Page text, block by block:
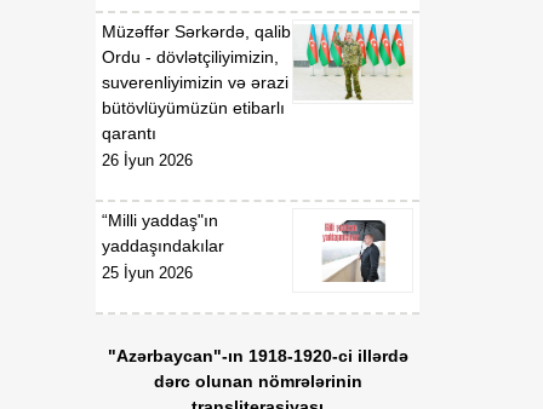
edən şəxslər saxlanılıblar
Heyvan kəsimi
məntəqələrində
monitorinqlər aparılıb
18:18
07 Avqust
texnologiyalar dilin
qarşısında aciz qala bilər
07 Avqust
Azərbaycan müxtəlif
geosiyasi məkanlar
imkanları olan dövlət
mövqeyini gücləndirir
17:55
07 Avqust
Müzəffər Sərkərdə, qalib
Ordu - dövlətçiliyimizin,
suverenliyimizin və ərazi
bütövlüyümüzün etibarlı
qarantı
26 İyun 2026
“Milli yaddaş"ın
yaddaşındakılar
25 İyun 2026
"Azərbaycan"-ın 1918-1920-ci illərdə
dərc olunan nömrələrinin